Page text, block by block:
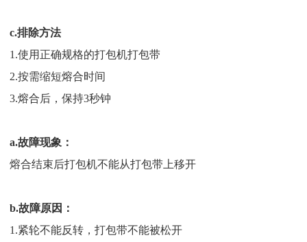
c.排除方法
1.使用正确规格的打包机打包带
2.按需缩短熔合时间
3.熔合后，保持3秒钟
a.故障现象：
熔合结束后打包机不能从打包带上移开
b.故障原因：
1.紧轮不能反转，打包带不能被松开